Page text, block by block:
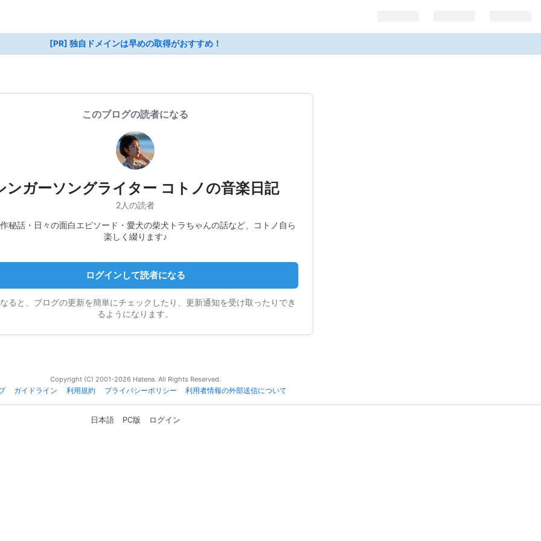
[PR] 独自ドメインは早めの取得がおすすめ！
このブログの読者になる
ンガーソングライター コトノの音楽日記
2人の読者
秘話・日々の面白エピソード・愛犬の柴犬トラちゃんの話など、コトノ自ら
楽しく綴ります♪
ログインして読者になる
ると、ブログの更新を簡単にチェックしたり、更新通知を受け取ったりでき
るようになります。
Copyright (C) 2001-2026 Hatena. All Rights Reserved.
ガイドライン 利用規約 プライバシーポリシー 利用者情報の外部送信について
日本語 PC版 ログイン